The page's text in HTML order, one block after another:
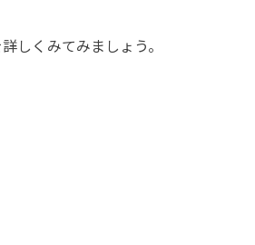
しくみてみましょう。